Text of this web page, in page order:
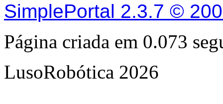
SimplePortal 2.3.7 ©
Página criada em 0.073
LusoRobótica 2026